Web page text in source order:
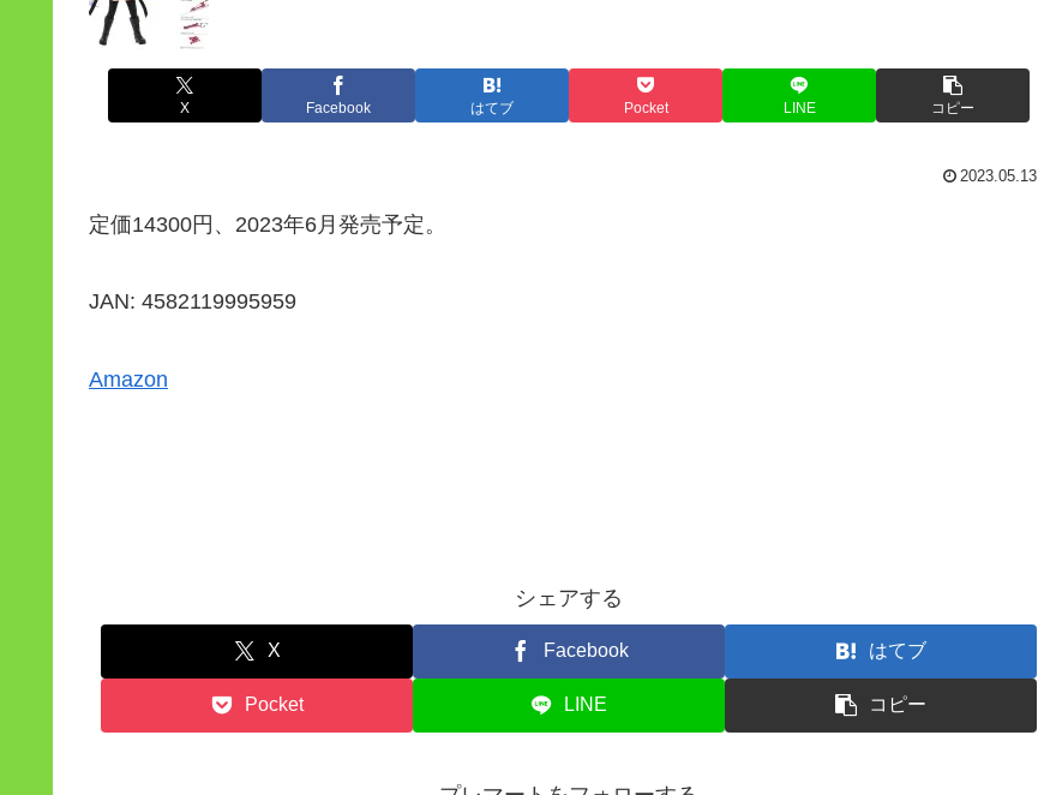
X Facebook はてブ Pocket LINE コピー
2023.05.13
定価14300円、2023年6月発売予定。
JAN: 4582119995959
Amazon
シェアする
X Facebook はてブ
Pocket LINE コピー